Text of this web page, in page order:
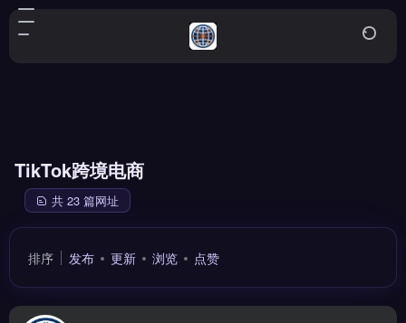
TikTok跨境电商
共 23 篇网址
排序 发布 更新 浏览 点赞